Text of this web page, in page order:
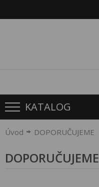
KATALOG
Úvod DOPORUČUJEME
DOPORUČUJEME